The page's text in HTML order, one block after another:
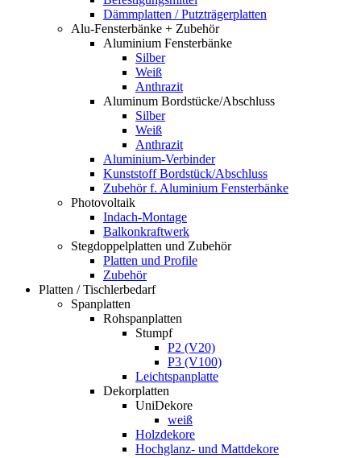
Dämmplatten / Putzträgerplatten
Alu-Fensterbänke + Zubehör
Aluminium Fensterbänke
Silber
Weiß
Anthrazit
Aluminum Bordstücke/Abschluss
Silber
Weiß
Anthrazit
Aluminium-Verbinder
Kunststoff Bordstück/Abschluss
Zubehör f. Aluminium Fensterbänke
Photovoltaik
Indach-Montage
Balkonkraftwerk
Stegdoppelplatten und Zubehör
Platten und Profile
Zubehör
Platten / Tischlerbedarf
Spanplatten
Rohspanplatten
Stumpf
P2 (V20)
P3 (V100)
Leichtspanplatte
Dekorplatten
UniDekore
weiß
Holzdekore
Hochglanz- und Mattdekore